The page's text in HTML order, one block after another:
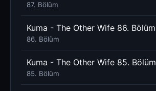
87. Bölüm
Kuma - The Other Wife 86. Bölüm
86. Bölüm
Kuma - The Other Wife 85. Bölüm
85. Bölüm